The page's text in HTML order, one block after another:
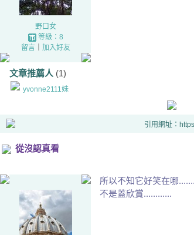
野口女
等級：8
留言｜ 加入好友
文章推薦人 (1)
yvonne2111妹
引用網址：
從沒認真看
所以不知它好笑在哪
不是蓋欣賞............